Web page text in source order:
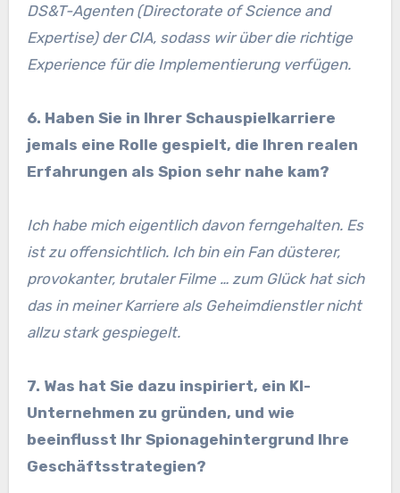
DS&T-Agenten (Directorate of Science and
Expertise) der CIA, sodass wir über die richtige
Experience für die Implementierung verfügen.
6. Haben Sie in Ihrer Schauspielkarriere
jemals eine Rolle gespielt, die Ihren realen
Erfahrungen als Spion sehr nahe kam?
Ich habe mich eigentlich davon ferngehalten. Es
ist zu offensichtlich. Ich bin ein Fan düsterer,
provokanter, brutaler Filme … zum Glück hat sich
das in meiner Karriere als Geheimdienstler nicht
allzu stark gespiegelt.
7. Was hat Sie dazu inspiriert, ein KI-
Unternehmen zu gründen, und wie
beeinflusst Ihr Spionagehintergrund Ihre
Geschäftsstrategien?